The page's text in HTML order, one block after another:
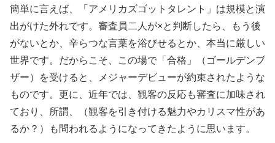
簡単に言えば、「アメリカズゴットタレント」 は規模と演
出がけた外れです。審査員二人が×と判断したら、
もう後
がないとか、辛らつな言葉を浴びせるとか、 本当に厳しい
世界です。だからこそ、この場で「合格」（ ゴールデンブ
ザー）を受けると、
メジャーデビューが約束されたような
ものです。更に、近年では、 観客の反応も審査に加味され
ており、所謂、（観客を引き付ける魅力やカリスマ性があ
るか？）
も問われるようになってきたように思います。